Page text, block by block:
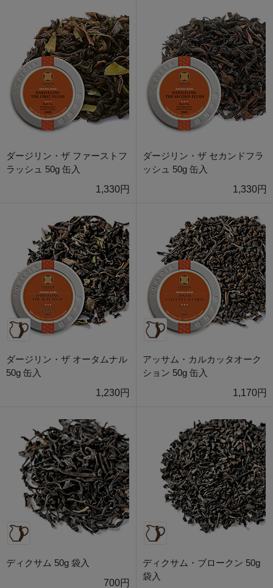
ダージリン・ザ ファーストフ
ラッシュ 50g 缶入
1,330円
ダージリン・ザ セカンドフラ
ッシュ 50g 缶入
1,330円
ダージリン・ザ オータムナル
50g 缶入
1,230円
アッサム・カルカッタオーク
ション 50g 缶入
1,170円
ディクサム 50g 袋入
700円
ディクサム・ブロークン 50g
袋入